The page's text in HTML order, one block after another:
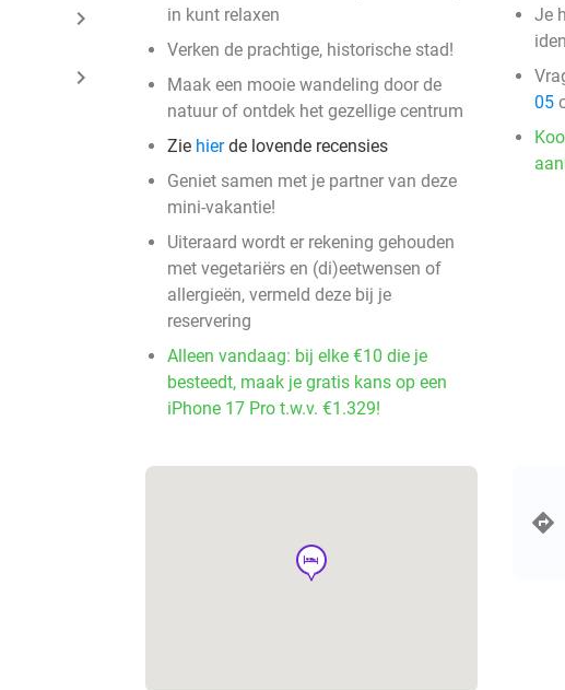
keyboard_arrow_right
keyboard_arrow_right
in kunt relaxen
Verken de prachtige, historische stad!
Maak een mooie wandeling door de
natuur of ontdek het gezellige centrum
Zie hierde lovende recensies
Geniet samen met je partner van deze
mini-vakantie!
Uiteraard wordt er rekening gehouden
met vegetariërs en (di)eetwensen of
allergieën, vermeld deze bij je
reservering
Alleen vandaag: bij elke €10 die je
besteedt, maak je gratis kans op een
iPhone 17 Pro t.w.v. €1.329!
Je
05
hotel